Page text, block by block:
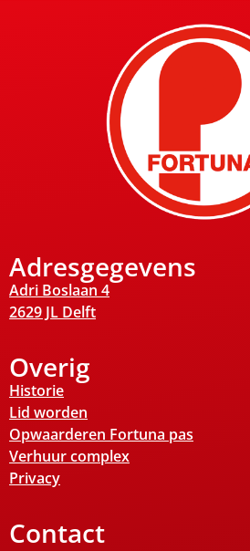
Adresgegevens
Adri Boslaan 4
2629 JL Delft
Overig
Historie
Lid worden
Opwaarderen Fortuna pas
Verhuur complex
Privacy
Contact